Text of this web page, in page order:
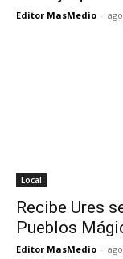
Editor MasMedio -
Local
Recibe Ures
Pueblos
Editor MasMedio -